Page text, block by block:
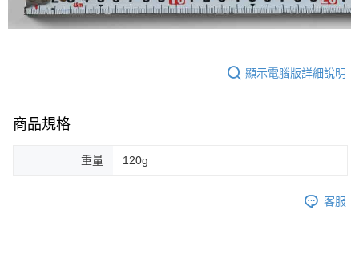
顯示電腦版詳細說明
商品規格
重量 120g
客服